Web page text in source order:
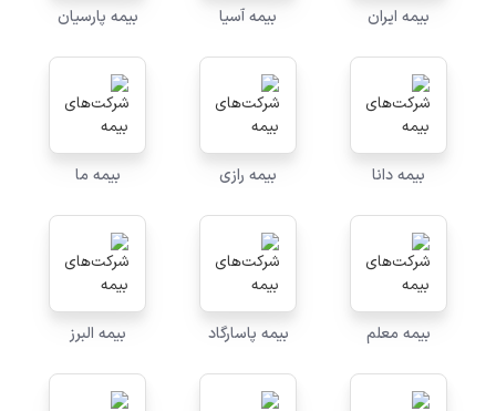
بیمه ایران بیمه آسیا بیمه پارسیان
بیمه دانا بیمه رازی بیمه ما
بیمه معلم بیمه پاسارگاد بیمه البرز